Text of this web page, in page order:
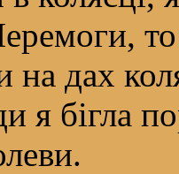
на дах
я бігла